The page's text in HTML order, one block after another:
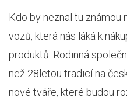
Kdo by neznal tu
vozů, která nás láká k
produktů. Rodinná
než 28letou tradicí na
nové tváře, které budou